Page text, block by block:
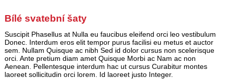
Bílé svatební šaty
Suscipit Phasellus at Nulla eu faucibus eleifend orci leo vestibulum
Donec. Interdum eros elit tempor purus facilisi eu metus et auctor
sem. Nullam Quisque ac nibh Sed id dolor cursus non scelerisque
orci. Ante pretium diam amet Quisque Morbi ac Nam ac non
Aenean. Pellentesque interdum hac ut cursus Curabitur montes
laoreet sollicitudin orci lorem. Id laoreet justo Integer.